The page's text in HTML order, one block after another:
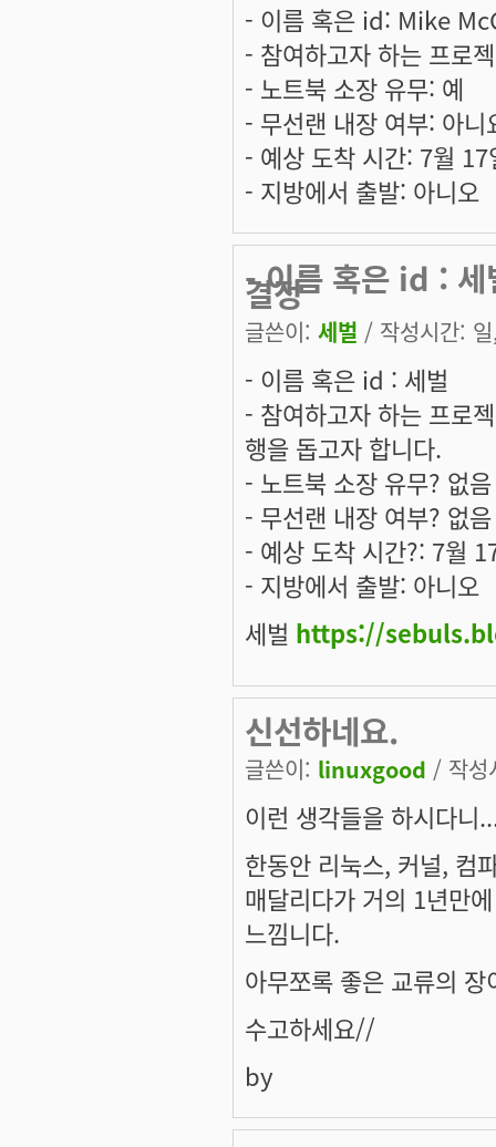
- 이름 혹은 id: Mike
- 참여하고자 하는 프로
- 노트북 소장 유무: 예
- 무선랜 내장 여부: 아니
- 예상 도착 시간: 7월
- 지방에서 출발: 아니오
- 이름 혹은 id : 세
결정
글쓴이: 세벌 / 작성시간:
- 이름 혹은 id : 세벌
- 참여하고자 하는 프로
행을 돕고자 합니다.
- 노트북 소장 유무? 없음
- 무선랜 내장 여부? 없음
- 예상 도착 시간?: 7월
- 지방에서 출발: 아니오
세벌 https://
신선하네요.
글쓴이: linuxgood / 작
이런 생각들을 하시다니
한동안 리눅스, 커널, 컴
매달리다가 거의 1년만
느낌니다.
아무쪼록 좋은 교류의
수고하세요//
by